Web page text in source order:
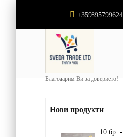
+359895799624
Благодарим Ви за доверието!
Нови продукти